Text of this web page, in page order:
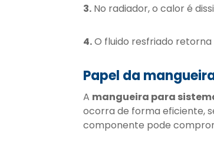
3. No radiador, o calor é
4.O fluido resfriado
Papel da
A mangueira para
ocorra de forma eficiente,
componente pode